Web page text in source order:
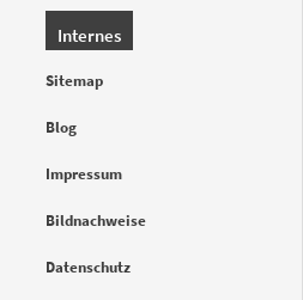
Internes
Sitemap
Blog
Impressum
Bildnachweise
Datenschutz